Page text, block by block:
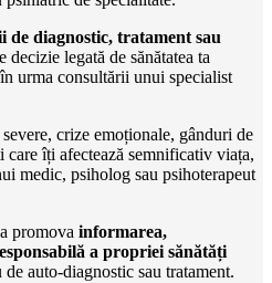
de diagnostic, tratament sau
decizie legată de sănătatea ta
urma consultării unui specialist
crize emoționale, gânduri de
care îți afectează semnificativ viața,
medic, psiholog sau psihoterapeut
promova informarea,
a propriei sănătăți
auto-diagnostic sau tratament.